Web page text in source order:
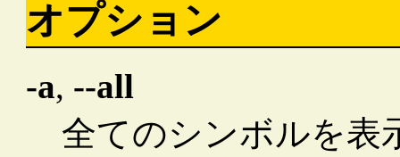
オプション
-a, --all
全てのシンボルを表